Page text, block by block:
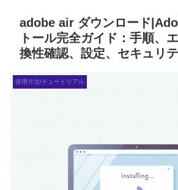
adobe air ダウンロード
トール完全ガイド：手順、
換性確認、設定、セキュリ
使用方法/チュートリアル